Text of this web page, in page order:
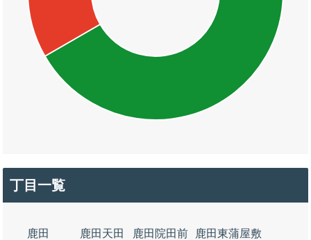
丁目一覧
鹿田 鹿田天田 鹿田院田前
鹿田東蒲屋敷